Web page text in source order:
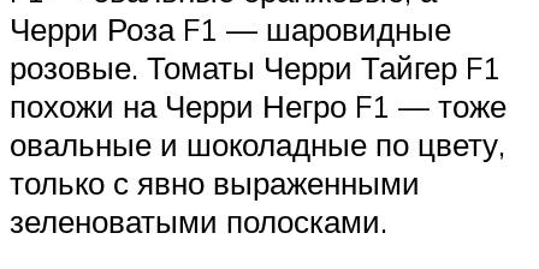
Черри Роза F1 — шаровидные
розовые. Томаты Черри Тайгер F1
похожи на Черри Негро F1 — тоже
овальные и шоколадные по цвету,
только с явно выраженными
зеленоватыми полосками.